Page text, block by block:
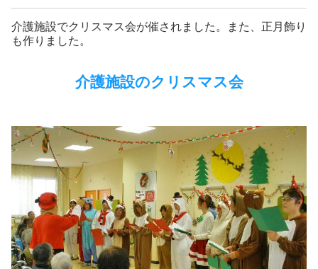
介護施設でクリスマス会が催されました。また、正月飾り
も作りました。
介護施設のクリスマス会